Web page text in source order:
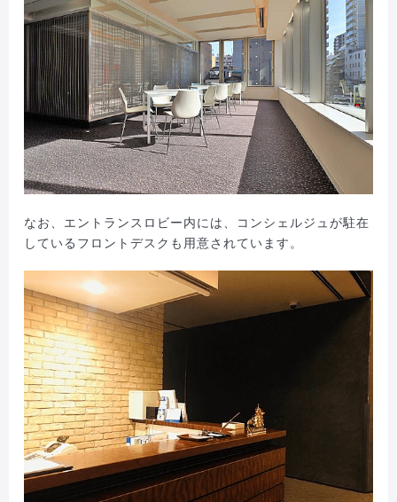
なお、エントランスロビー内には、コンシェルジュが駐在
しているフロントデスクも用意されています。